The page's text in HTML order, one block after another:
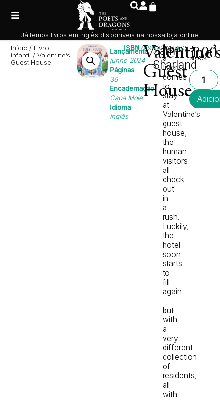
Início / Livro
infantil / Valentine’s
Guest House
Lançamento
junho 2024
Páginas
36
Encadernação
Capa Mole
Idioma
Inglês
ISBN9789899107700
Guest
House
Sam
Sharland
When
a
tiger
comes
to
stay
at
Valentine’s
guest
house,
the
human
visitors
all
check
out
in
a
rush.
Luckily,
the
hotel
soon
starts
to
fill
again
–
but
with
a
very
different
collection
of
residents,
all
with
11,00
Em
stock
Já temos livros em inglês disponíveis na nossa loja online.